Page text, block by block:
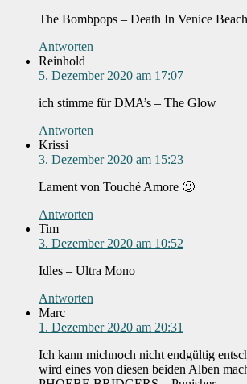
The Bombpops – Death In Venice Beach
Antworten
Reinhold
5. Dezember 2020 am 17:07
ich stimme für DMA’s – The Glow
Antworten
Krissi
3. Dezember 2020 am 15:23
Lament von Touché Amore 🙂
Antworten
Tim
3. Dezember 2020 am 10:52
Idles – Ultra Mono
Antworten
Marc
1. Dezember 2020 am 20:31
Ich kann michnoch nicht endgültig
wird eines von diesen beiden Alben